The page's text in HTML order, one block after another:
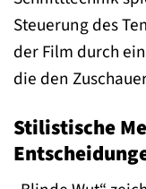
Steuerung des
der Film durch
die den
Stilistische